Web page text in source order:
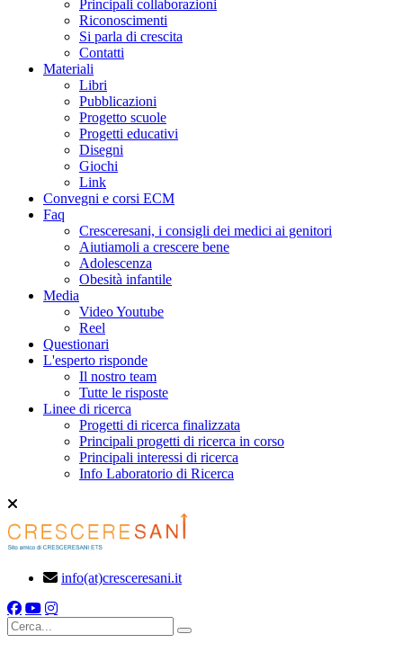
Principali collaborazioni
Riconoscimenti
Si parla di crescita
Contatti
Materiali
Libri
Pubblicazioni
Progetto scuole
Progetti educativi
Disegni
Giochi
Link
Convegni e corsi ECM
Faq
Cresceresani, i consigli dei medici ai genitori
Aiutiamoli a crescere bene
Adolescenza
Obesità infantile
Media
Video Youtube
Reel
Questionari
L'esperto risponde
Il nostro team
Tutte le risposte
Linee di ricerca
Progetti di ricerca finalizzata
Principali progetti di ricerca in corso
Principali interessi di ricerca
Info Laboratorio di Ricerca
info(at)cresceresani.it
Cerca